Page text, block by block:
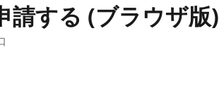
請する (ブラウザ版)